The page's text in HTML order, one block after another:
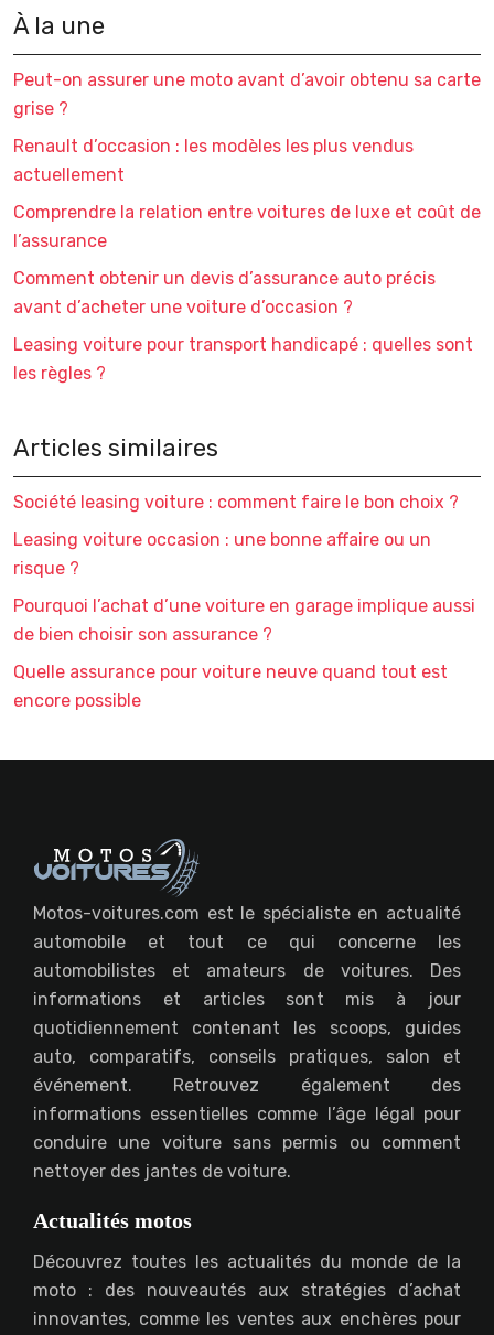
À la une
Peut-on assurer une moto avant d’avoir obtenu sa carte
grise ?
Renault d’occasion : les modèles les plus vendus
actuellement
Comprendre la relation entre voitures de luxe et coût de
l’assurance
Comment obtenir un devis d’assurance auto précis
avant d’acheter une voiture d’occasion ?
Leasing voiture pour transport handicapé : quelles sont
les règles ?
Articles similaires
Société leasing voiture : comment faire le bon choix ?
Leasing voiture occasion : une bonne affaire ou un
risque ?
Pourquoi l’achat d’une voiture en garage implique aussi
de bien choisir son assurance ?
Quelle assurance pour voiture neuve quand tout est
encore possible
Motos-voitures.com est le spécialiste en actualité
automobile et tout ce qui concerne les
automobilistes et amateurs de voitures. Des
informations et articles sont mis à jour
quotidiennement contenant les scoops, guides
auto, comparatifs, conseils pratiques, salon et
événement. Retrouvez également des
informations essentielles comme l’âge légal pour
conduire une voiture sans permis ou comment
nettoyer des jantes de voiture.
Actualités motos
Découvrez toutes les actualités du monde de la
moto : des nouveautés aux stratégies d’achat
innovantes, comme les ventes aux enchères pour